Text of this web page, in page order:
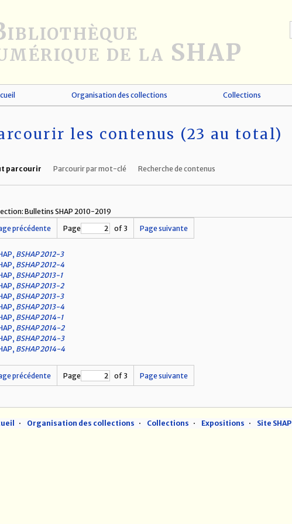
Organisation des collections Collections
les contenus (23 au total)
parcourir Parcourir par mot-clé Recherche de contenus
Bulletins SHAP 2010-2019
précédente
Page of 3 Page suivante
BSHAP 2012-3
BSHAP 2012-4
BSHAP 2013-1
BSHAP 2013-2
BSHAP 2013-3
BSHAP 2013-4
BSHAP 2014-1
BSHAP 2014-2
BSHAP 2014-3
BSHAP 2014-4
précédente Page of 3 Page suivante
Organisation des collections Collections Expositions Site SHAP